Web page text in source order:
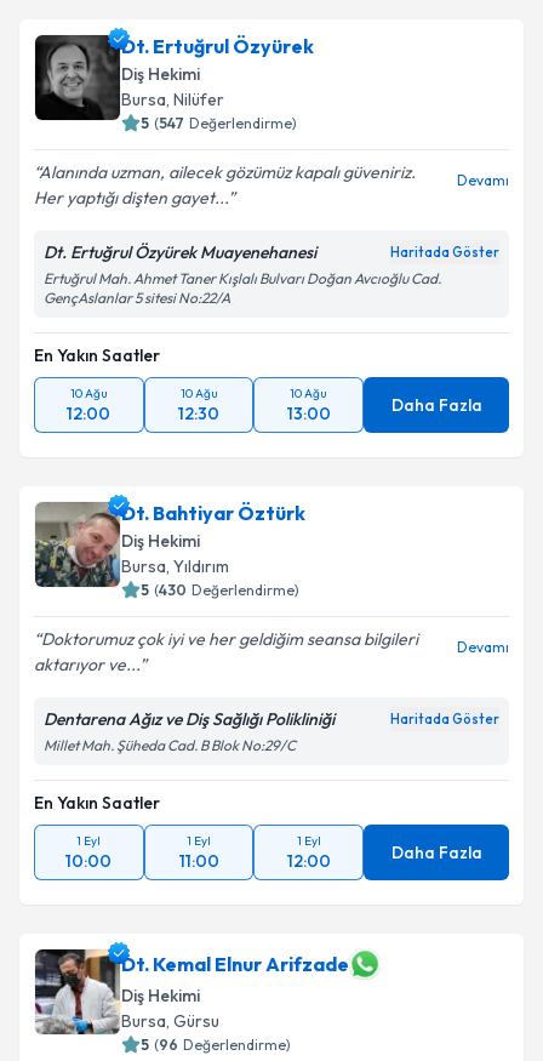
Dt. Ertuğrul Özyürek
Diş Hekimi
Bursa, Nilüfer
5 (547 Değerlendirme)
Alanında uzman, ailecek gözümüz kapalı güveniriz.
Her yaptığı dişten gayet...
Devamı
Dt. Ertuğrul Özyürek Muayenehanesi Haritada Göster
Ertuğrul Mah. Ahmet Taner Kışlalı Bulvarı Doğan Avcıoğlu Cad.
GençAslanlar 5 sitesi No:22/A
En Yakın Saatler
10 Ağu
12:00
10 Ağu
12:30
10 Ağu
13:00 Daha Fazla
Dt. Bahtiyar Öztürk
Diş Hekimi
Bursa, Yıldırım
5 (430 Değerlendirme)
Doktorumuz çok iyi ve her geldiğim seansa bilgileri
aktarıyor ve...
Devamı
Dentarena Ağız ve Diş Sağlığı Polikliniği Haritada Göster
Millet Mah. Şüheda Cad. B Blok No:29/C
En Yakın Saatler
1 Eyl
10:00
1 Eyl
11:00
1 Eyl
12:00 Daha Fazla
Dt. Kemal Elnur Arifzade
Diş Hekimi
Bursa, Gürsu
5 (96 Değerlendirme)